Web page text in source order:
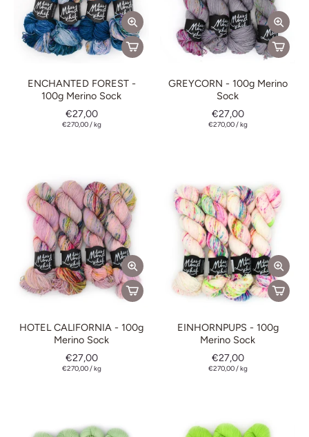
ENCHANTED FOREST -
100g Merino Sock
€27,00
€270,00/kg
GREYCORN - 100g Merino
Sock
€27,00
€270,00/kg
HOTEL CALIFORNIA - 100g
Merino Sock
€27,00
€270,00/kg
EINHORNPUPS - 100g
Merino Sock
€27,00
€270,00/kg